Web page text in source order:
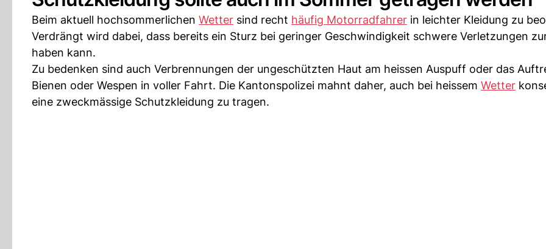
Beim aktuell hochsommerlichen Wetter sind recht häufig Motorradfahrer in leichter Kleidung zu
Verdrängt wird dabei, dass bereits ein Sturz bei geringer Geschwindigkeit schwere Verletzungen
haben kann.
Zu bedenken sind auch Verbrennungen der ungeschützten Haut am heissen Auspuff oder das
Bienen oder Wespen in voller Fahrt. Die Kantonspolizei mahnt daher, auch bei heissem Wetter
eine zweckmässige Schutzkleidung zu tragen.